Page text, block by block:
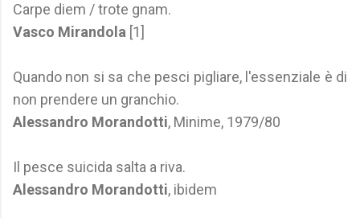
Carpe diem / trote gnam.
Vasco Mirandola [1]
Quando non si sa che pesci pigliare, l'essenziale è di
non prendere un granchio.
Alessandro Morandotti, Minime, 1979/80
Il pesce suicida salta a riva.
Alessandro Morandotti, ibidem